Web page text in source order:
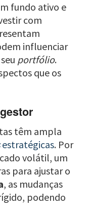
fundo ativo e
com
influenciar
portfólio.
que os
têm ampla
estratégicas. Por
volátil, um
para ajustar o
, as mudanças
podendo